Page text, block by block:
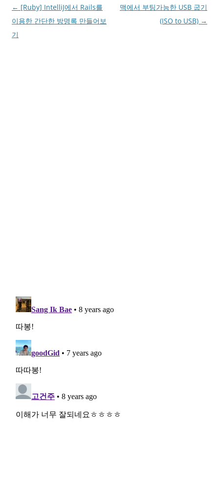
Post
navigation
← [Ruby] IntelliJ에서 Rails를
이용한 간단한 방명록 만들어보
기
맥에서 부팅가능한 USB 굽기
(ISO to USB) →